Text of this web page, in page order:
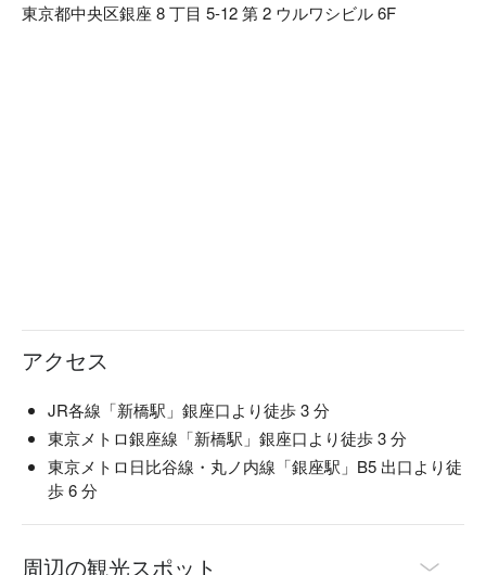
を含んだ価格でご提供しております。
東京都中央区銀座 8 丁目 5-12 第 2 ウルワシビル 6F
アクセス
JR各線「新橋駅」銀座口より徒歩 3 分
東京メトロ銀座線「新橋駅」銀座口より徒歩 3 分
東京メトロ日比谷線・丸ノ内線「銀座駅」B5 出口より徒
歩 6 分
周辺の観光スポット